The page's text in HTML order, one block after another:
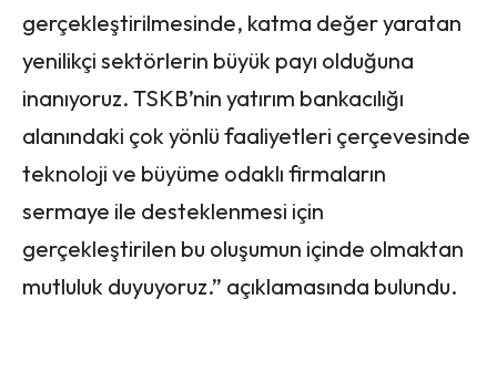
gerçekleştirilmesinde, katma değer yaratan
yenilikçi sektörlerin büyük payı olduğuna
inanıyoruz. TSKB’nin yatırım bankacılığı
alanındaki çok yönlü faaliyetleri çerçevesinde
teknoloji ve büyüme odaklı firmaların
sermaye ile desteklenmesi için
gerçekleştirilen bu oluşumun içinde olmaktan
mutluluk duyuyoruz.” açıklamasında bulundu.